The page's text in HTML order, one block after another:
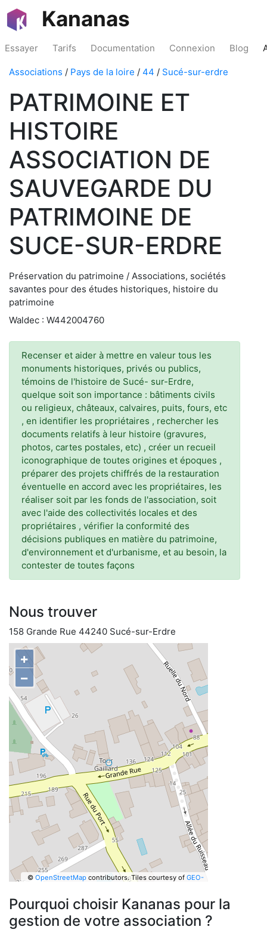
Kananas
Essayer Tarifs Documentation Connexion Blog
Associations / Pays de la loire / 44 / Sucé-sur-erdre
PATRIMOINE ET
HISTOIRE
ASSOCIATION DE
SAUVEGARDE DU
PATRIMOINE DE
SUCE-SUR-ERDRE
Préservation du patrimoine / Associations, sociétés
savantes pour des études historiques, histoire du
patrimoine
Waldec : W442004760
Recenser et aider à mettre en valeur tous les
monuments historiques, privés ou publics,
témoins de l'histoire de Sucé- sur-Erdre,
quelque soit son importance : bâtiments civils
ou religieux, châteaux, calvaires, puits, fours, etc
, en identifier les propriétaires , rechercher les
documents relatifs à leur histoire (gravures,
photos, cartes postales, etc) , créer un recueil
iconographique de toutes origines et époques ,
préparer des projets chiffrés de la restauration
éventuelle en accord avec les propriétaires, les
réaliser soit par les fonds de l'association, soit
avec l'aide des collectivités locales et des
propriétaires , vérifier la conformité des
décisions publiques en matière du patrimoine,
d'environnement et d'urbanisme, et au besoin, la
contester de toutes façons
Nous trouver
158 Grande Rue 44240 Sucé-sur-Erdre
+
−
© OpenStreetMapcontributors. Tiles courtesy of GEO-
Pourquoi choisir Kananas pour la
gestion de votre association ?